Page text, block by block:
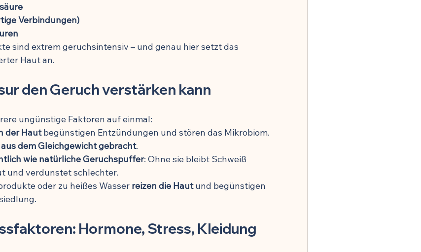
Verbindungen)
sind extrem geruchsintensiv – und genau hier setzt das
Haut an.
den Geruch verstärken kann
ungünstige Faktoren auf einmal:
der Haut begünstigen Entzündungen und stören das Mikrobiom.
dem Gleichgewicht gebracht.
wie natürliche Geruchspuffer: Ohne sie bleibt Schweiß
und verdunstet schlechter.
oder zu heißes Wasser reizen die Haut und begünstigen
Hormone, Stress, Kleidung